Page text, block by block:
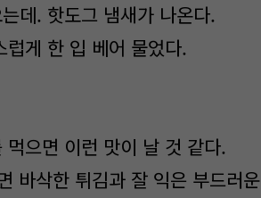
데. 핫도그 냄새가 나온다.
게 한 입 베어 물었다.
으면 이런 맛이 날 것 같다.
바삭한 튀김과 잘 익은 부드러